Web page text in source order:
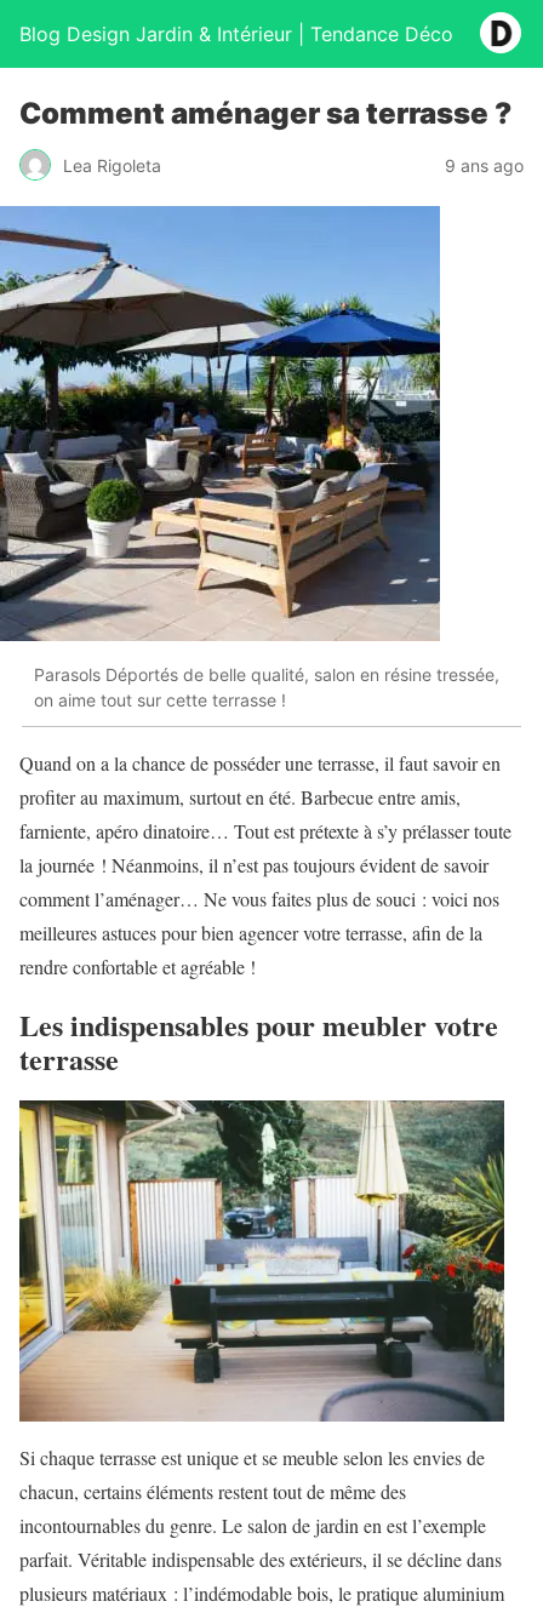
Blog Design Jardin & Intérieur | Tendance Déco
Comment aménager sa terrasse ?
Lea Rigoleta 9 ans ago
Parasols Déportés de belle qualité, salon en résine tressée,
on aime tout sur cette terrasse !
Quand on a la chance de posséder une terrasse, il faut savoir en
profiter au maximum, surtout en été. Barbecue entre amis,
farniente, apéro dinatoire… Tout est prétexte à s’y prélasser toute
la journée ! Néanmoins, il n’est pas toujours évident de savoir
comment l’aménager… Ne vous faites plus de souci : voici nos
meilleures astuces pour bien agencer votre terrasse, afin de la
rendre confortable et agréable !
Les indispensables pour meubler votre
terrasse
Si chaque terrasse est unique et se meuble selon les envies de
chacun, certains éléments restent tout de même des
incontournables du genre. Le salon de jardin en est l’exemple
parfait. Véritable indispensable des extérieurs, il se décline dans
plusieurs matériaux : l’indémodable bois, le pratique aluminium